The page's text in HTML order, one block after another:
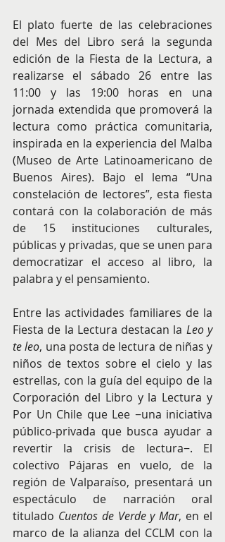
El plato fuerte de las celebraciones
del Mes del Libro será la segunda
edición de la Fiesta de la Lectura, a
realizarse el sábado 26 entre las
11:00 y las 19:00 horas en una
jornada extendida que promoverá la
lectura como práctica comunitaria,
inspirada en la experiencia del Malba
(Museo de Arte Latinoamericano de
Buenos Aires). Bajo el lema “Una
constelación de lectores”, esta fiesta
contará con la colaboración de más
de 15 instituciones culturales,
públicas y privadas, que se unen para
democratizar el acceso al libro, la
palabra y el pensamiento.
Entre las actividades familiares de la
Fiesta de la Lectura destacan la Leo y
te leo, una posta de lectura de niñas y
niños de textos sobre el cielo y las
estrellas, con la guía del equipo de la
Corporación del Libro y la Lectura y
Por Un Chile que Lee −una iniciativa
público-privada que busca ayudar a
revertir la crisis de lectura−. El
colectivo Pájaras en vuelo, de la
región de Valparaíso, presentará un
espectáculo de narración oral
titulado Cuentos de Verde y Mar, en el
marco de la alianza del CCLM con la